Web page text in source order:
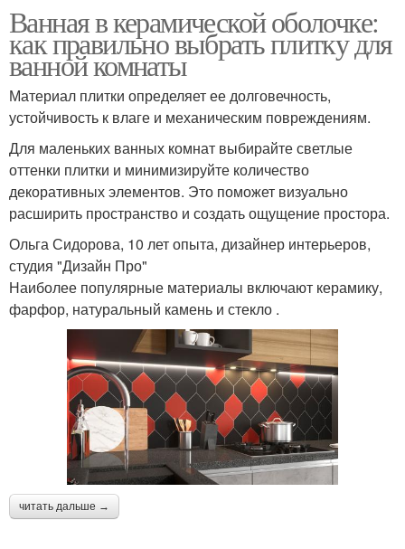
Ванная в керамической оболочке:
как правильно выбрать плитку для
ванной комнаты
Материал плитки определяет ее долговечность,
устойчивость к влаге и механическим повреждениям.
Для маленьких ванных комнат выбирайте светлые
оттенки плитки и минимизируйте количество
декоративных элементов. Это поможет визуально
расширить пространство и создать ощущение простора.
Ольга Сидорова, 10 лет опыта, дизайнер интерьеров,
студия "Дизайн Про"
Наиболее популярные материалы включают керамику,
фарфор, натуральный камень и стекло .
читать дальше →